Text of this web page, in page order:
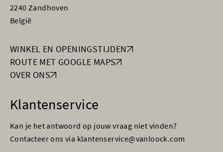
2240 Zandhoven
België
WINKEL EN OPENINGSTIJDEN
ROUTE MET GOOGLE MAPS
OVER ONS
Klantenservice
Kan je het antwoord op jouw vraag niet vinden?
Contacteer ons via klantenservice@vanloock.com